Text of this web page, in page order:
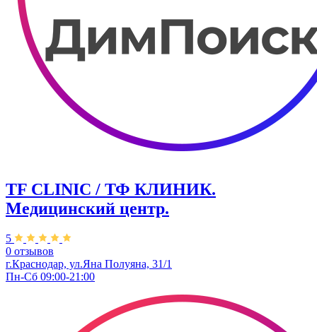
TF CLINIC / ТФ КЛИНИК.
Медицинский центр.
5
0 отзывов
г.Краснодар, ул.​Яна Полуяна, 31/1
Пн-Сб 09:00-21:00